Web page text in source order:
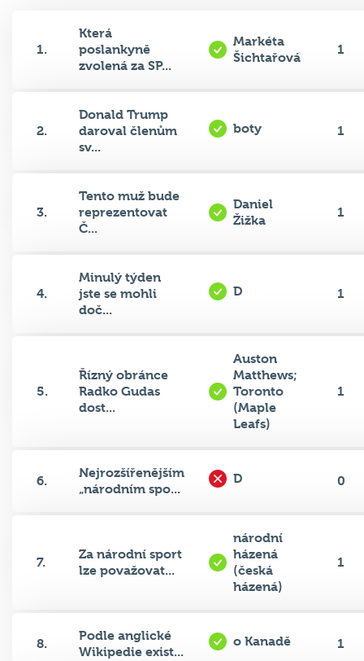
1.
Která
poslankyně
zvolená za SP...
Markéta
Šichtařová
1
2.
Donald Trump
daroval členům
sv...
boty 1
3.
Tento muž bude
reprezentovat
Č...
Daniel
Žižka
1
4.
Minulý týden
jste se mohli
doč...
D 1
5.
Řízný obránce
Radko Gudas
dost...
Auston
Matthews;
Toronto
(Maple
Leafs)
1
6.
Nejrozšířenějším
„národním spo...
D 0
7.
Za národní sport
lze považovat...
národní
házená
(česká
házená)
1
8.
Podle anglické
Wikipedie exist...
o Kanadě 1